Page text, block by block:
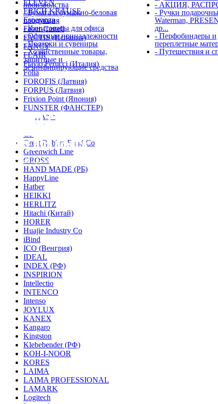
ELEVEN
ERICH KRAUSE
Esperanza
Faber-Castell
FACTIS (Испания)
FANCY
FLAIR
Flavio Ferucci (Италия)
Folia
FOROFIS (Латвия)
FORPUS (Латвия)
Frixion Point (Япония)
FUNSTER (ФАНСТЕР)
GALANT
Globen
GP
Great Rubber Band Co
Greenwich Line
GROSS
HAND MADE (РБ)
HappyLine
Hatber
HEIKKI
HERLITZ
Hitachi (Китай)
HORER
Huajie Industry Co
iBind
ICO (Венгрия)
IDEAL
INDEX (РФ)
INSPIRION
Intellectio
INTENCO
Intenso
JOYLUX
KANEX
Kangaro
Kingston
Klebebender (РФ)
KOH-I-NOOR
KORES
LAIMA
LAIMA PROFESSIONAL
LAMARK
Logitech
производства
- Бумага и бумажно-беловая
продукция
- Канцтовары для офиса
- Офисные принадлежности
- Подарки и сувениры
- Хозяйственные товары,
защитные и
дезинфицирующие средства
- АКЦИЯ,
- Ручки
Waterman,
др...
- Перфобиндеры и
переплетные
- Путешествия и
С нами работать просто